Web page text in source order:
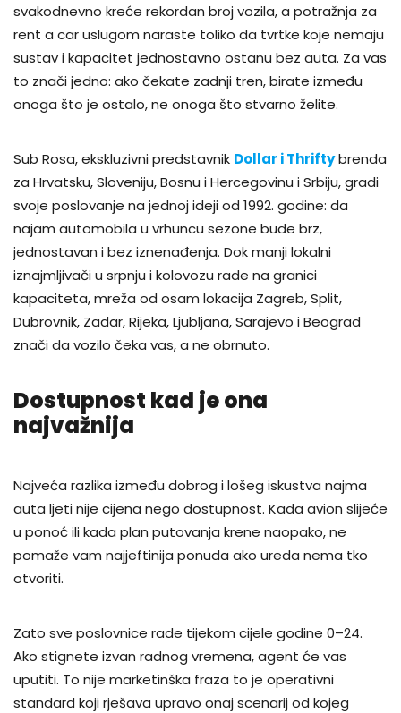
svakodnevno kreće rekordan broj vozila, a potražnja za
rent a car uslugom naraste toliko da tvrtke koje nemaju
sustav i kapacitet jednostavno ostanu bez auta. Za vas
to znači jedno: ako čekate zadnji tren, birate između
onoga što je ostalo, ne onoga što stvarno želite.
Sub Rosa, ekskluzivni predstavnik Dollar i Thriftybrenda
za Hrvatsku, Sloveniju, Bosnu i Hercegovinu i Srbiju, gradi
svoje poslovanje na jednoj ideji od 1992. godine: da
najam automobila u vrhuncu sezone bude brz,
jednostavan i bez iznenađenja. Dok manji lokalni
iznajmljivači u srpnju i kolovozu rade na granici
kapaciteta, mreža od osam lokacija Zagreb, Split,
Dubrovnik, Zadar, Rijeka, Ljubljana, Sarajevo i Beograd
znači da vozilo čeka vas, a ne obrnuto.
Dostupnost kad je ona
najvažnija
Najveća razlika između dobrog i lošeg iskustva najma
auta ljeti nije cijena nego dostupnost. Kada avion slijeće
u ponoć ili kada plan putovanja krene naopako, ne
pomaže vam najjeftinija ponuda ako ureda nema tko
otvoriti.
Zato sve poslovnice rade tijekom cijele godine 0–24.
Ako stignete izvan radnog vremena, agent će vas
uputiti. To nije marketinška fraza to je operativni
standard koji rješava upravo onaj scenarij od kojeg